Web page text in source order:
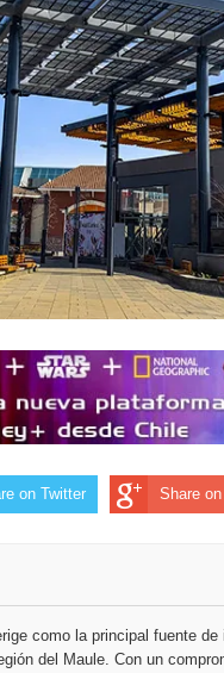
on Twitter Share
como la principal fuente
del Maule. Con un